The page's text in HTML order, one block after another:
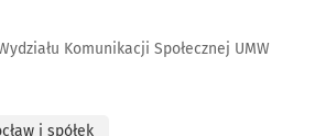
Komunikacji Społecznej UMW
i spółek